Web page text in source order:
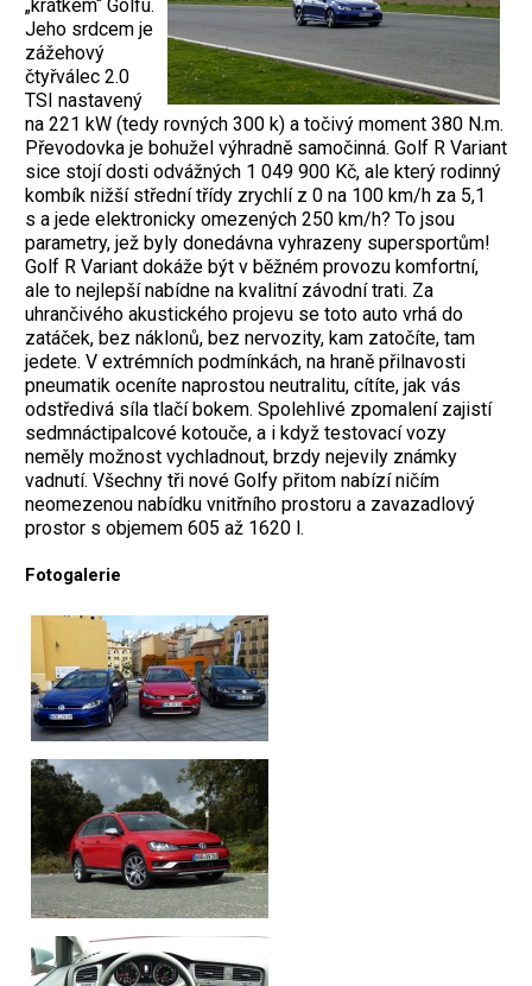
„krátkém“ Golfu.
Jeho srdcem je
zážehový
čtyřválec 2.0
TSI nastavený
na 221 kW (tedy rovných 300 k) a točivý moment 380 N.m.
Převodovka je bohužel výhradně samočinná. Golf R Variant
sice stojí dosti odvážných 1 049 900 Kč, ale který rodinný
kombík nižší střední třídy zrychlí z 0 na 100 km/h za 5,1
s a jede elektronicky omezených 250 km/h? To jsou
parametry, jež byly donedávna vyhrazeny supersportům!
Golf R Variant dokáže být v běžném provozu komfortní,
ale to nejlepší nabídne na kvalitní závodní trati. Za
uhrančivého akustického projevu se toto auto vrhá do
zatáček, bez náklonů, bez nervozity, kam zatočíte, tam
jedete. V extrémních podmínkách, na hraně přilnavosti
pneumatik oceníte naprostou neutralitu, cítíte, jak vás
odstředivá síla tlačí bokem. Spolehlivé zpomalení zajistí
sedmnáctipalcové kotouče, a i když testovací vozy
neměly možnost vychladnout, brzdy nejevily známky
vadnutí. Všechny tři nové Golfy přitom nabízí ničím
neomezenou nabídku vnitřního prostoru a zavazadlový
prostor s objemem 605 až 1620 l.
Fotogalerie